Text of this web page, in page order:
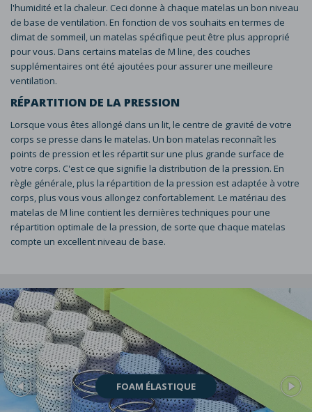
l'humidité et la chaleur. Ceci donne à chaque matelas un bon niveau
de base de ventilation. En fonction de vos souhaits en termes de
climat de sommeil, un matelas spécifique peut être plus approprié
pour vous. Dans certains matelas de M line, des couches
supplémentaires ont été ajoutées pour assurer une meilleure
ventilation.
RÉPARTITION DE LA PRESSION
Lorsque vous êtes allongé dans un lit, le centre de gravité de votre
corps se presse dans le matelas. Un bon matelas reconnaît les
points de pression et les répartit sur une plus grande surface de
votre corps. C'est ce que signifie la distribution de la pression. En
règle générale, plus la répartition de la pression est adaptée à votre
corps, plus vous vous allongez confortablement. Le matériau des
matelas de M line contient les dernières techniques pour une
répartition optimale de la pression, de sorte que chaque matelas
compte un excellent niveau de base.
FOAM ÉLASTIQUE